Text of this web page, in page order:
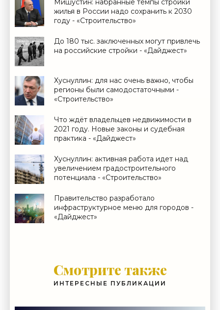
Мишустин: набранные темпы стройки
жилья в России надо сохранить к 2030
году - «Строительство»
До 180 тыс. заключенных могут привлечь
на российские стройки - «Дайджест»
Хуснуллин: для нас очень важно, чтобы
регионы были самодостаточными -
«Строительство»
Что ждёт владельцев недвижимости в
2021 году. Новые законы и судебная
практика - «Дайджест»
Хуснуллин: активная работа идет над
увеличением градостроительного
потенциала - «Строительство»
Правительство разработало
инфраструктурное меню для городов -
«Дайджест»
Смотрите также
ИНТЕРЕСНЫЕ ПУБЛИКАЦИИ